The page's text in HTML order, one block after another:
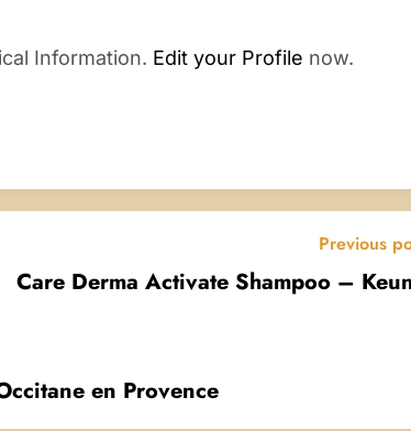
Information. Edit your Profile now.
Previous
Care Derma Activate Shampoo –
en Provence